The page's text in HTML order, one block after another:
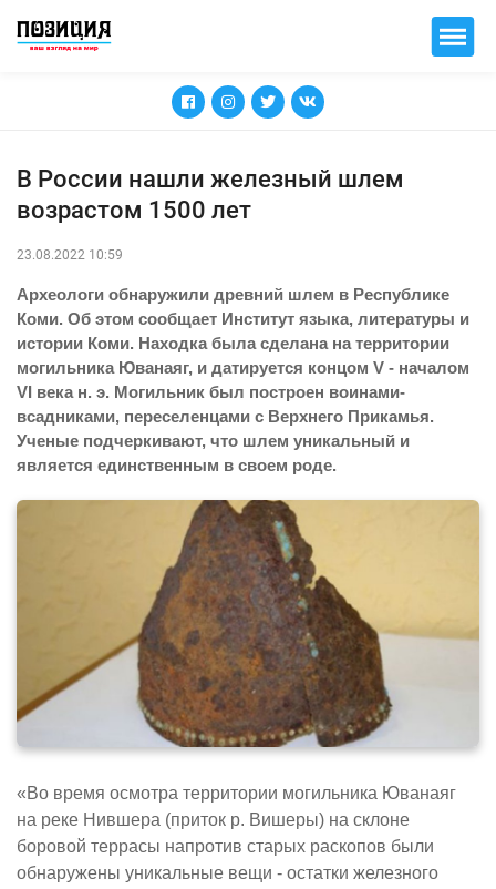
В России нашли железный шлем
возрастом 1500 лет
23.08.2022 10:59
Археологи обнаружили древний шлем в Республике
Коми. Об этом сообщает Институт языка, литературы и
истории Коми. Находка была сделана на территории
могильника Юванаяг, и датируется концом V - началом
VI века н. э. Могильник был построен воинами-
всадниками, переселенцами с Верхнего Прикамья.
Ученые подчеркивают, что шлем уникальный и
является единственным в своем роде.
«Во время осмотра территории могильника Юванаяг
на реке Нившера (приток р. Вишеры) на склоне
боровой террасы напротив старых раскопов были
обнаружены уникальные вещи - остатки железного